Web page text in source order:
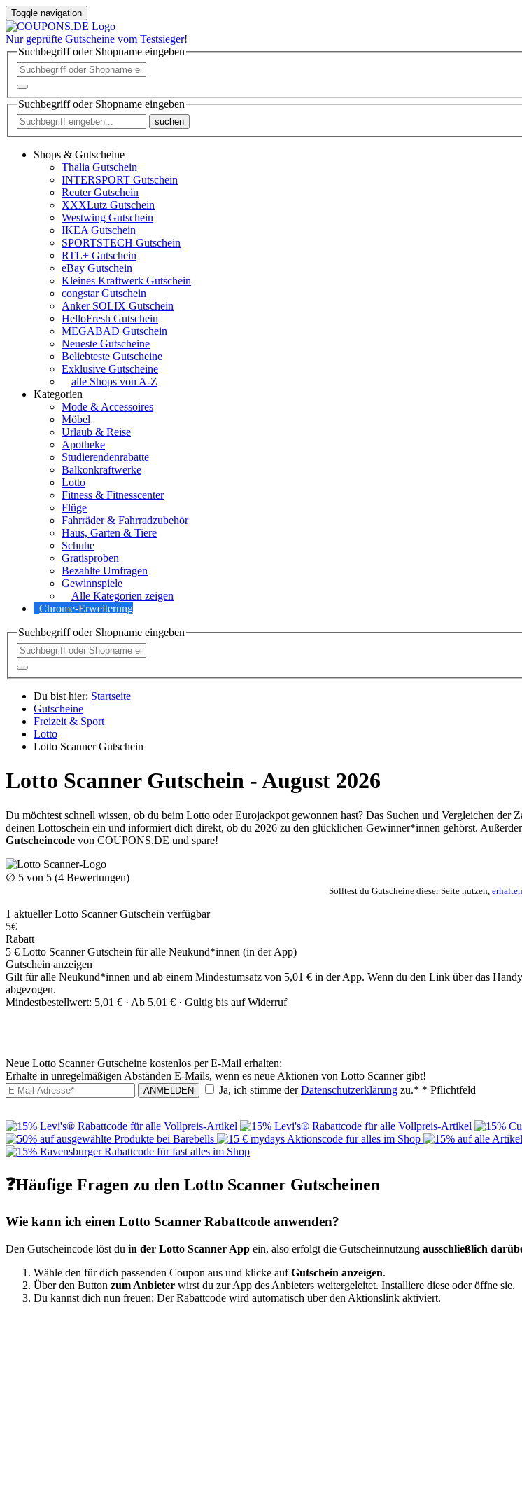
Toggle navigation
Nur geprüfte Gutscheine vom Testsieger!
Suchbegriff oder Shopname eingeben
Suchbegriff oder Shopname eingeben
suchen
Shops & Gutscheine
Thalia Gutschein
INTERSPORT Gutschein
Reuter Gutschein
XXXLutz Gutschein
Westwing Gutschein
IKEA Gutschein
SPORTSTECH Gutschein
RTL+ Gutschein
eBay Gutschein
Kleines Kraftwerk Gutschein
congstar Gutschein
Anker SOLIX Gutschein
HelloFresh Gutschein
MEGABAD Gutschein
Neueste Gutscheine
Beliebteste Gutscheine
Exklusive Gutscheine
alle Shops von A-Z
Kategorien
Mode & Accessoires
Möbel
Urlaub & Reise
Apotheke
Studierendenrabatte
Balkonkraftwerke
Lotto
Fitness & Fitnesscenter
Flüge
Fahrräder & Fahrradzubehör
Haus, Garten & Tiere
Schuhe
Gratisproben
Bezahlte Umfragen
Gewinnspiele
Alle Kategorien zeigen
Chrome-Erweiterung
Suchbegriff oder Shopname eingeben
Du bist hier: Startseite
Gutscheine
Freizeit & Sport
Lotto
Lotto Scanner Gutschein
Lotto Scanner Gutschein - August 2026
Du möchtest schnell wissen, ob du beim Lotto oder Eurojackpot gewonnen hast? Das Suchen und Vergleichen
deinen Lottoschein ein und informiert dich direkt, ob du 2026 zu den glücklichen Gewinner*innen gehörst.
Gutscheincode von COUPONS.DE und spare!
∅ 5 von 5 (4 Bewertungen)
Solltest du Gutscheine dieser Seite nutzen,
1 aktueller Lotto ScannerGutschein verfügbar
5€
Rabatt
5 € Lotto Scanner Gutschein für alle Neukund*innen (in der App)
Gutschein anzeigen
Gilt für alle Neukund*innen und ab einem Mindestumsatz von 5,01 € in der App. Wenn du den Link über das
abgezogen.
Mindestbestellwert: 5,01 € · Ab 5,01 € · Gültig bis auf Widerruf
Neue Lotto Scanner Gutscheine kostenlos per E-Mail erhalten:
Erhalte in unregelmäßigen Abständen E-Mails, wenn es neue Aktionen von Lotto Scanner gibt!
ANMELDEN Ja, ich stimme derDatenschutzerklärung zu.* * Pflichtfeld
❓Häufige Fragen zu den Lotto Scanner Gutscheinen
Wie kann ich einen Lotto Scanner Rabattcode anwenden?
Den Gutscheincode löst du in der Lotto Scanner App ein, also erfolgt die Gutscheinnutzung ausschließlich
Wähle den für dich passenden Coupon aus und klicke aufGutschein anzeigen.
Über den Button zum Anbieter wirst du zur App des Anbieters weitergeleitet. Installiere diese oder öffne sie.
Du kannst dich nun freuen: Der Rabattcode wird automatisch über den Aktionslink aktiviert.